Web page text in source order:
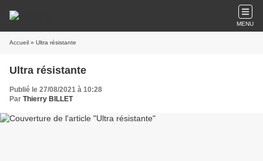
MENU
Accueil » Ultra résistante
Ultra résistante
Publié le 27/08/2021 à 10:28
Par Thierry BILLET